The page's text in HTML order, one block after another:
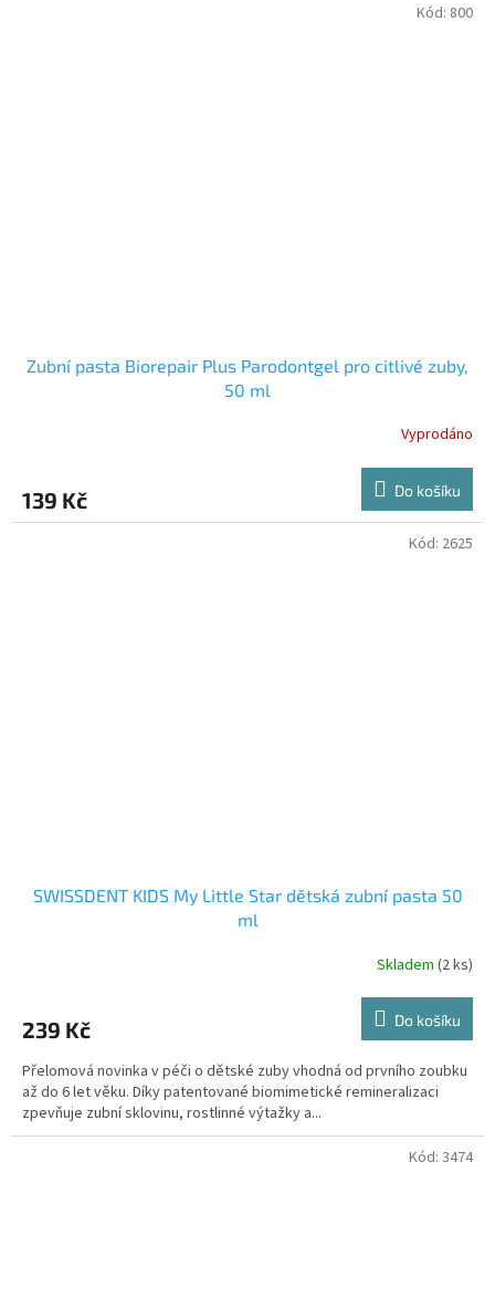
Zubní pasta Biorepair Plus Parodontgel pro citlivé zuby,
50 ml
Vyprodáno
139 Kč Do košíku
Kód: 800
SWISSDENT KIDS My Little Star dětská zubní pasta 50
ml
Skladem (2 ks)
239 Kč Do košíku
Přelomová novinka v péči o dětské zuby vhodná od prvního zoubku
až do 6 let věku. Díky patentované biomimetické remineralizaci
zpevňuje zubní sklovinu, rostlinné výtažky a...
Kód: 2625
Kód: 3474